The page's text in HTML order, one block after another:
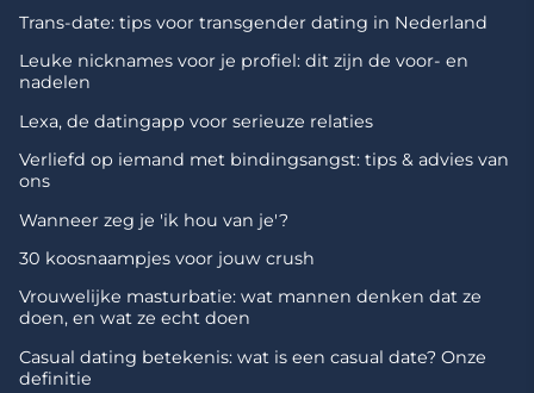
Trans-date: tips voor transgender dating in Nederland
Leuke nicknames voor je profiel: dit zijn de voor- en
nadelen
Lexa, de datingapp voor serieuze relaties
Verliefd op iemand met bindingsangst: tips & advies van
ons
Wanneer zeg je 'ik hou van je'?
30 koosnaampjes voor jouw crush
Vrouwelijke masturbatie: wat mannen denken dat ze
doen, en wat ze echt doen
Casual dating betekenis: wat is een casual date? Onze
definitie